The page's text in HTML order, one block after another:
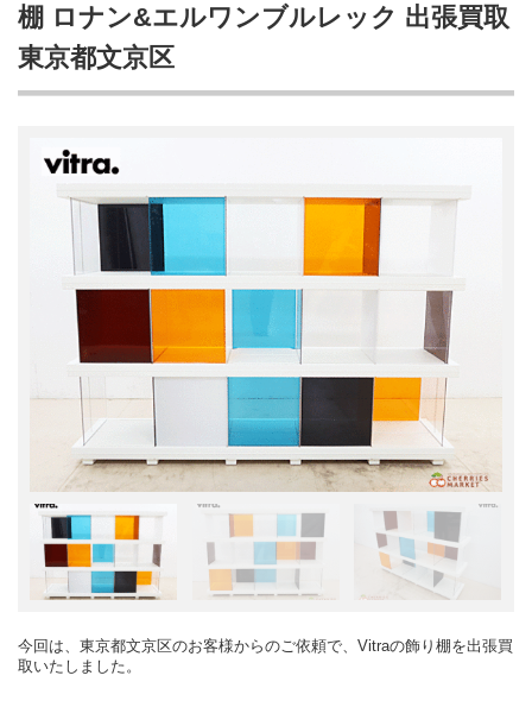
棚 ロナン&エルワンブルレック 出張買取
東京都文京区
今回は、東京都文京区のお客様からのご依頼で、Vitraの飾り棚を出張買
取いたしました。